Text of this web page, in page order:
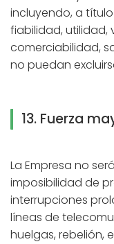
incluyendo, a
fiabilidad, utilidad,
comerciabilidad,
no puedan
13. Fuerza
La Empresa no
imposibilidad de
interrupciones
líneas de
huelgas, rebelión,